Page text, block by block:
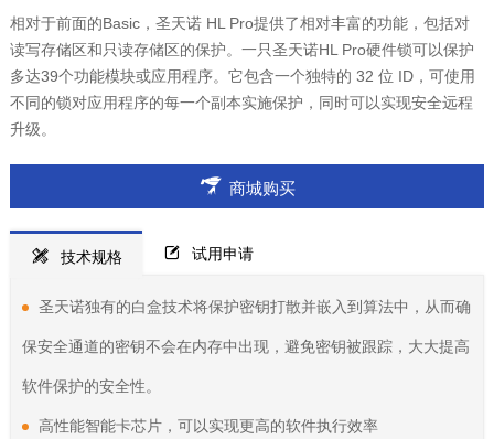
相对于前面的Basic，圣天诺 HL Pro提供了相对丰富的功能，包括对
读写存储区和只读存储区的保护。一只圣天诺HL Pro硬件锁可以保护
多达39个功能模块或应用程序。它包含一个独特的 32 位 ID，可使用
不同的锁对应用程序的每一个副本实施保护，同时可以实现安全远程
升级。
商城购买
技术规格
圣天诺独有的白盒技术将保护密钥打散并嵌入到算法中，从而确
保安全通道的密钥不会在内存中出现，避免密钥被跟踪，大大提高
软件保护的安全性。
高性能智能卡芯片，可以实现更高的软件执行效率
试用申请